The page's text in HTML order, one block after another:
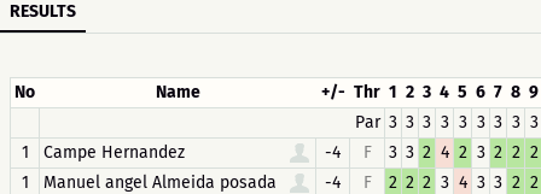
RESULTS
No Name +/- Thr 1 2 3 4 5 6 7 8 9
Par 3 3 3 3 3 3 3 3 3
1
Campe Hernandez -4 F 3 3 2 4 2 3 2 2 2
1
Manuel angel Almeida posada -4 F 2 2 2 3 4 3 3 2 2